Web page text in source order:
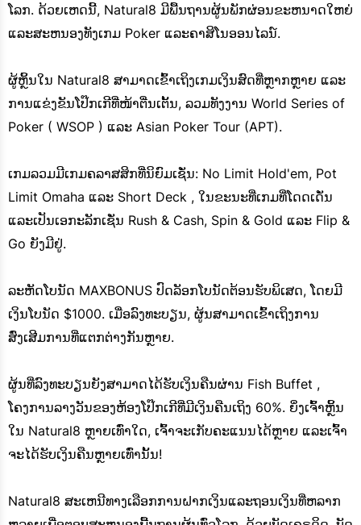
ໂລກ. ດ້ວຍເຫດນີ້, Natural8 ມີພື້ນຖານຜູ້ນພັກຜ່ອນຂະຫນາດໃຫຍ່
ແລະສະຫນອງທັງເກມ Poker ແລະຄາສິໂນອອນໄລນ໌.
ຜູ້ຫຼິ້ນໃນ Natural8 ສາມາດເຂົ້າເຖິງເກມເງິນສົດທີ່ຫຼາກຫຼາຍ ແລະ
ການແຂ່ງຂັນໂປ໊ກເກີທີ່ໜ້າຕື່ນເຕັ້ນ, ລວມທັງງານ World Series of
Poker ( WSOP ) ແລະ Asian Poker Tour (APT).
ເກມລວມມີເກມຄລາສສິກທີ່ນິຍົມເຊັ່ນ: No Limit Hold'em, Pot
Limit Omaha ແລະ Short Deck , ໃນຂະນະທີ່ເກມທີ່ໂດດເດັ່ນ
ແລະເປັນເອກະລັກເຊັ່ນ Rush & Cash, Spin & Gold ແລະ Flip &
Go ຍັງມີຢູ່.
ລະຫັດໂບນັດ MAXBONUS ປົດລັອກໂບນັດຕ້ອນຮັບພິເສດ, ໂດຍມີ
ເງິນໂບນັດ $1000. ເມື່ອລົງທະບຽນ, ຜູ້ນສາມາດເຂົ້າເຖິງການ
ສົ່ງເສີມການທີ່ແຕກຕ່າງກັນຫຼາຍ.
ຜູ້ນທີ່ລົງທະບຽນຍັງສາມາດໄດ້ຮັບເງິນຄືນຜ່ານ Fish Buffet ,
ໂຄງການລາງວັນຂອງຫ້ອງໂປ໊ກເກີທີ່ມີເງິນຄືນເຖິງ 60%. ຍິ່ງເຈົ້າຫຼິ້ນ
ໃນ Natural8 ຫຼາຍເທົ່າໃດ, ເຈົ້າຈະເກັບຄະແນນໄດ້ຫຼາຍ ແລະເຈົ້າ
ຈະໄດ້ຮັບເງິນຄືນຫຼາຍເທົ່ານັ້ນ!
Natural8 ສະເຫນີທາງເລືອກການຝາກເງິນແລະຖອນເງິນທີ່ຫລາກ